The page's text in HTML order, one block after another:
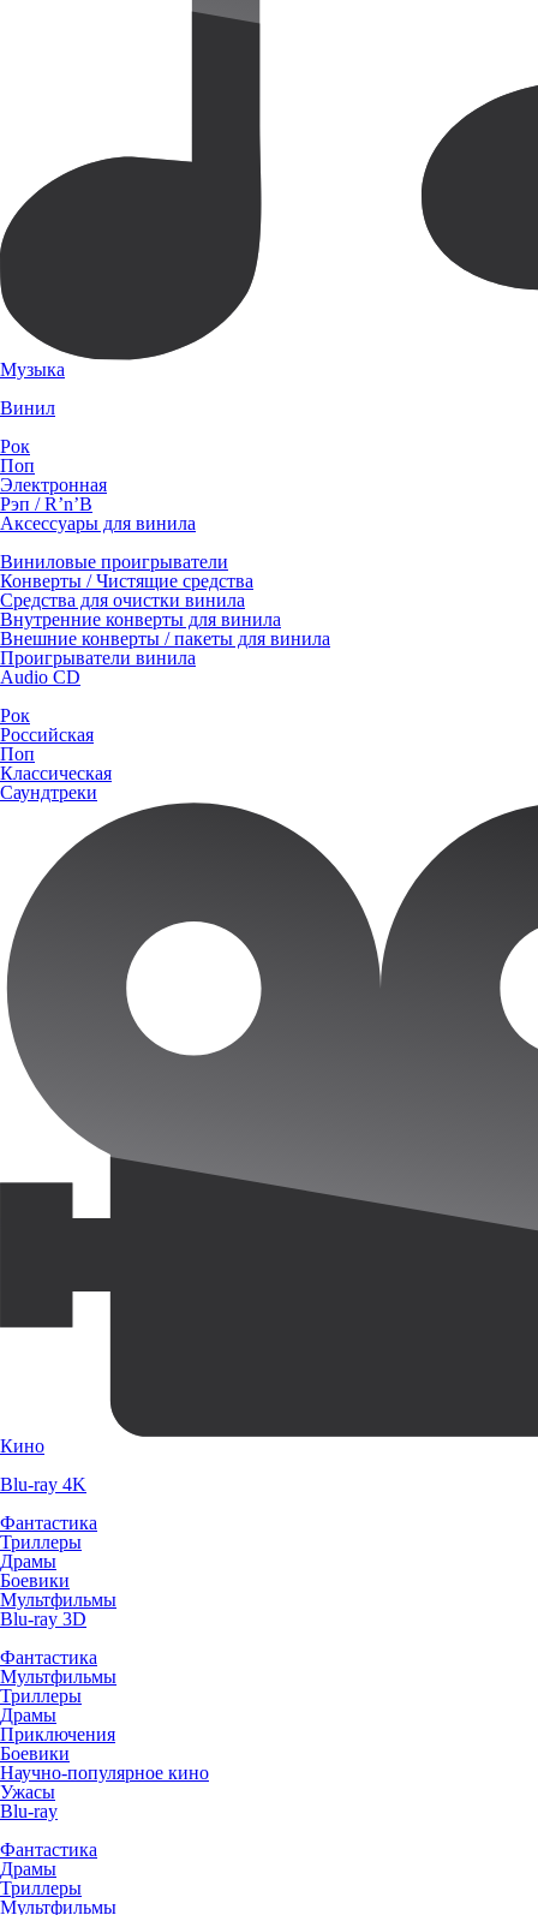
Музыка
Винил
Рок
Поп
Электронная
Рэп / R’n’B
Аксессуары для винила
Виниловые проигрыватели
Конверты / Чистящие средства
Средства для очистки винила
Внутренние конверты для винила
Внешние конверты / пакеты для винила
Проигрыватели винила
Audio CD
Рок
Российская
Поп
Классическая
Саундтреки
Кино
Blu-ray 4K
Фантастика
Триллеры
Драмы
Боевики
Мультфильмы
Blu-ray 3D
Фантастика
Мультфильмы
Триллеры
Драмы
Приключения
Боевики
Научно-популярное кино
Ужасы
Blu-ray
Фантастика
Драмы
Триллеры
Мультфильмы